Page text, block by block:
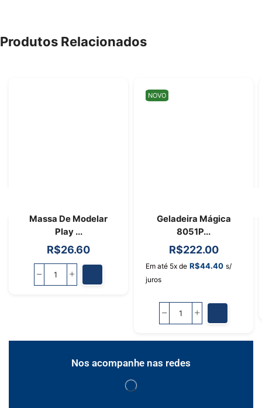
Produtos Relacionados
Massa De Modelar
Play ...
R$26.60
NOVO
Geladeira Mágica
8051P...
R$222.00
Em até 5x de R$44.40 s/
juros
Nos acompanhe nas redes